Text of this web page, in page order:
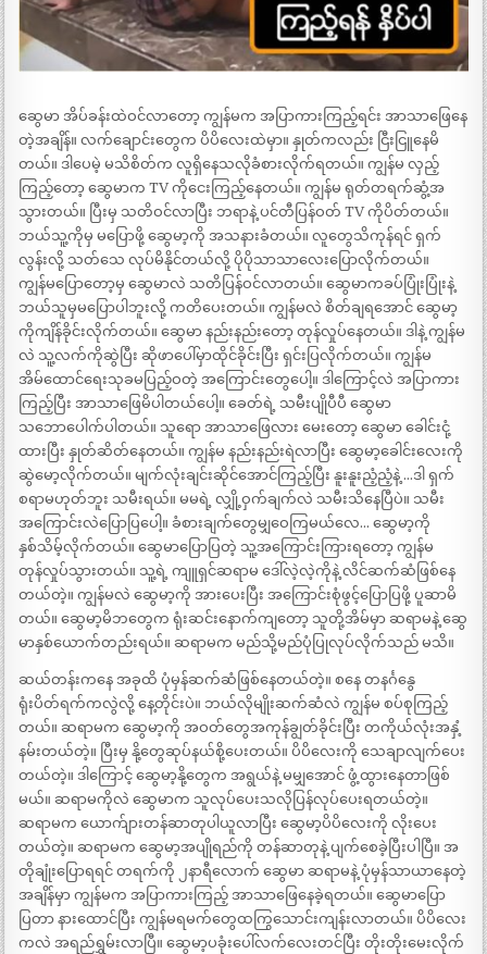
ဆွေမာ အိပ်ခန်းထဲဝင်လာတော့ ကျွန်မက အပြာကားကြည့်ရင်း အာသာဖြေနေ
တဲ့အချိန်။ လက်ချောင်းတွေက ပိပိလေးထဲမှာ။ နှုတ်ကလည်း ငြီးငြူနေမိ
တယ်။ ဒါပေမဲ့ မသိစိတ်က လူရှိနေသလိုခံစားလိုက်ရတယ်။ ကျွန်မ လှည့်
ကြည့်တော့ ဆွေမာက TV ကိုငေးကြည့်နေတယ်။ ကျွန်မ ရုတ်တရက်ဆွံ့အ
သွားတယ်။ ပြီးမှ သတိဝင်လာပြီး ဘရာနဲ့ ပင်တီပြန်ဝတ် TV ကိုပိတ်တယ်။
ဘယ်သူ့ကိုမှ မပြောဖို့ ဆွေမာ့ကို အသနားခံတယ်။ လူတွေသိကုန်ရင် ရှက်
လွန်းလို့ သတ်သေ လုပ်မိနိုင်တယ်လို့ ပိုပိုသာသာလေးပြောလိုက်တယ်။
ကျွန်မပြောတော့မှ ဆွေမာလဲ သတိပြန်ဝင်လာတယ်။ ဆွေမာကခပ်ပြုံးပြုံးနဲ့
ဘယ်သူမှမပြောပါဘူးလို့ ကတိပေးတယ်။ ကျွန်မလဲ စိတ်ချရအောင် ဆွေမာ့
ကိုကျိန်ခိုင်းလိုက်တယ်။ ဆွေမာ နည်းနည်းတော့ တုန်လှုပ်နေတယ်။ ဒါနဲ့ ကျွန်မ
လဲ သူ့လက်ကိုဆွဲပြီး ဆိုဖာပေါ်မှာထိုင်ခိုင်းပြီး ရှင်းပြလိုက်တယ်။ ကျွန်မ
အိမ်ထောင်ရေးသုခမပြည့်ဝတဲ့ အကြောင်းတွေပေါ့။ ဒါကြောင့်လဲ အပြာကား
ကြည့်ပြီး အာသာဖြေမိပါတယ်ပေါ့။ ခေတ်ရဲ့ သမီးပျိုပီပီ ဆွေမာ
သဘောပေါက်ပါတယ်။ သူရော အာသာဖြေလား မေးတော့ ဆွေမာ ခေါင်းငုံ့
ထားပြီး နှုတ်ဆိတ်နေတယ်။ ကျွန်မ နည်းနည်းရဲလာပြီး ဆွေမာ့ခေါင်းလေးကို
ဆွဲမော့လိုက်တယ်။ မျက်လုံးချင်းဆိုင်အောင်ကြည့်ပြီး နူးနူးညံ့ညံ့နဲ့ …ဒါ ရှက်
စရာမဟုတ်ဘူး သမီးရယ်။ မမရဲ့ လျှို့ဝှက်ချက်လဲ သမီးသိနေပြီပဲ။ သမီး
အကြောင်းလဲပြောပြပေါ့။ ခံစားချက်တွေမျှဝေကြမယ်လေ… ဆွေမာ့ကို
နှစ်သိမ့်လိုက်တယ်။ ဆွေမာပြောပြတဲ့ သူ့အကြောင်းကြားရတော့ ကျွန်မ
တုန်လှုပ်သွားတယ်။ သူ့ရဲ့ ကျူရှင်ဆရာမ ဒေါ်လဲ့လဲ့ကိုနဲ့ လိင်ဆက်ဆံဖြစ်နေ
တယ်တဲ့။ ကျွန်မလဲ ဆွေမာ့ကို အားပေးပြီး အကြောင်းစုံဖွင့်ပြောပြဖို့ ပူဆာမိ
တယ်။ ဆွေမာ့မိဘတွေက ရုံးဆင်းနောက်ကျတော့ သူတို့အိမ်မှာ ဆရာမနဲ့ ဆွေ
မာနှစ်ယောက်တည်းရယ်။ ဆရာမက မည်သို့မည်ပုံပြုလုပ်လိုက်သည် မသိ။
ဆယ်တန်းကနေ အခုထိ ပုံမှန်ဆက်ဆံဖြစ်နေတယ်တဲ့။ စနေ တနင်္ဂနွေ
ရုံးပိတ်ရက်ကလွဲလို့ နေ့တိုင်းပဲ။ ဘယ်လိုမျိုးဆက်ဆံလဲ ကျွန်မ စပ်စုကြည့်
တယ်။ ဆရာမက ဆွေမာ့ကို အဝတ်တွေအကုန်ချွတ်ခိုင်းပြီး တကိုယ်လုံးအနှံ့
နမ်းတယ်တဲ့။ ပြီးမှ နို့တွေဆုပ်နယ်စို့ပေးတယ်။ ပိပိလေးကို သေချာလျက်ပေး
တယ်တဲ့။ ဒါကြောင့် ဆွေမာ့နို့တွေက အရွယ်နဲ့ မမျှအောင် ဖွံ့ထွားနေတာဖြစ်
မယ်။ ဆရာမကိုလဲ ဆွေမာက သူလုပ်ပေးသလိုပြန်လုပ်ပေးရတယ်တဲ့။
ဆရာမက ယောက်ျားတန်ဆာတုပါယူလာပြီး ဆွေမာ့ပိပိလေးကို လိုးပေး
တယ်တဲ့။ ဆရာမက ဆွေမာ့အပျိုရည်ကို တန်ဆာတုနဲ့ ပျက်စေခဲ့ပြီးပါပြီ။ အ
တိုချုံးပြောရရင် တရက်ကို ၂နာရီလောက် ဆွေမာ ဆရာမနဲ့ ပုံမှန်သာယာနေတဲ့
အချိန်မှာ ကျွန်မက အပြာကားကြည့် အာသာဖြေနေခဲ့ရတယ်။ ဆွေမာပြော
ပြတာ နားထောင်ပြီး ကျွန်မရမက်တွေထကြွသောင်းကျန်းလာတယ်။ ပိပိလေး
ကလဲ အရည်ရွှမ်းလာပြီ။ ဆွေမာ့ပခုံးပေါ်လက်လေးတင်ပြီး တိုးတိုးမေးလိုက်